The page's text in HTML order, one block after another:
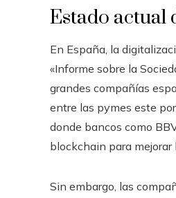
Estado actual
En España, la
«Informe sobre la
grandes compañías
entre las pymes este
donde bancos como
blockchain para
Sin embargo, las